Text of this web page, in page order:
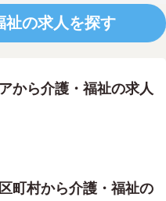
祉の求人を探す
から介護・福祉の求人
町村から介護・福祉の